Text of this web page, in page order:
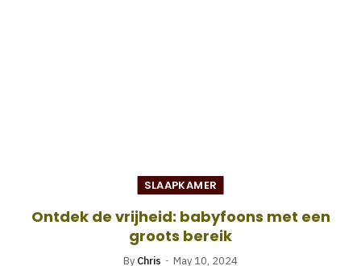
SLAAPKAMER
Ontdek de vrijheid: babyfoons met een
groots bereik
By Chris May 10, 2024